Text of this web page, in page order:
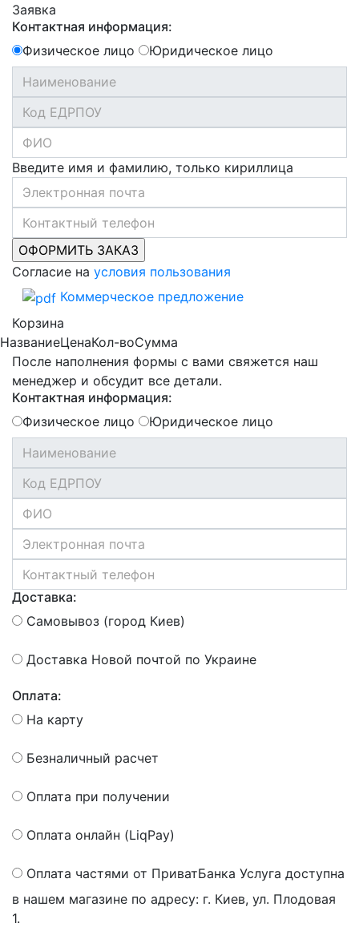
Заявка
Контактная информация:
Физическое лицо
Юридическое лицо
Введите имя и фамилию, только кириллица
Согласие на условия пользования
Коммерческое предложение
Корзина
НазваниеЦенаКол-воСумма
После наполнения формы с вами свяжется наш
менеджер и обсудит все детали.
Контактная информация:
Физическое лицо
Юридическое лицо
Доставка:
Самовывоз (город Киев)
Доставка Новой почтой по Украине
Оплата:
На карту
Безналичный расчет
Оплата при получении
Оплата онлайн (LiqPay)
Оплата частями от ПриватБанка Услуга доступна
в нашем магазине по адресу: г. Киев, ул. Плодовая
1.